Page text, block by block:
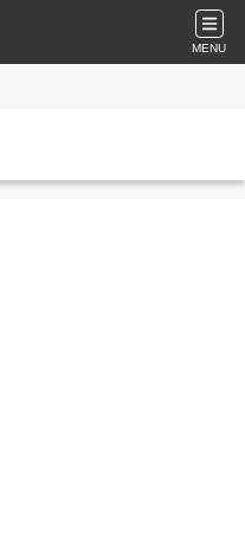
MENU